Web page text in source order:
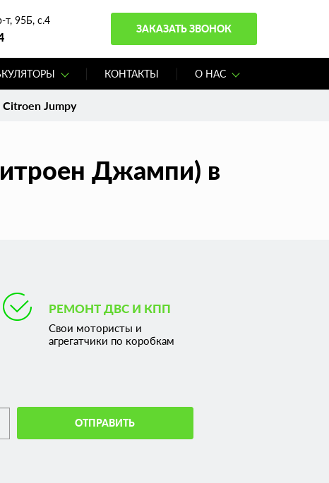
т, 95Б, с.4
ЗАКАЗАТЬ ЗВОНОК
КОНТАКТЫ О НАС
Jumpy
Джампи) в
РЕМОНТ ДВС И КПП
Свои мотористы и
агрегатчики по коробкам
ОТПРАВИТЬ